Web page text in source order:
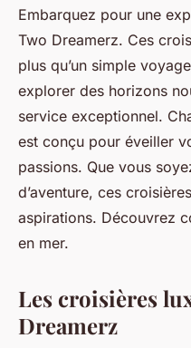
Partez à
croisières
dreamerz
Ibrahim• 15 janvier 2025 •3
Embarquez pour une
Two Dreamerz. Ces
plus qu’un simple
explorer des horizons
service exceptionnel.
est conçu pour éveiller
passions. Que vous
d’aventure, ces
aspirations. Découvrez
en mer.
Les croisières
Dreamerz